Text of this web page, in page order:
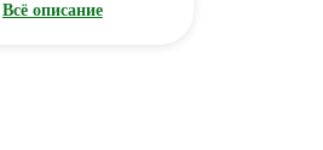
Всё описание